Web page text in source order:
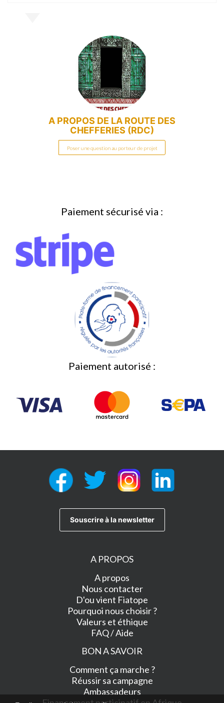
A PROPOS DE LA ROUTE DES
CHEFFERIES (RDC)
Poser une question au porteur de projet
Paiement sécurisé via :
Paiement autorisé :
A PROPOS
A propos
Nous contacter
D'ou vient Fiatope
Pourquoi nous choisir ?
Valeurs et éthique
FAQ / Aide
BON A SAVOIR
Comment ça marche ?
Réussir sa campagne
Ambassadeurs